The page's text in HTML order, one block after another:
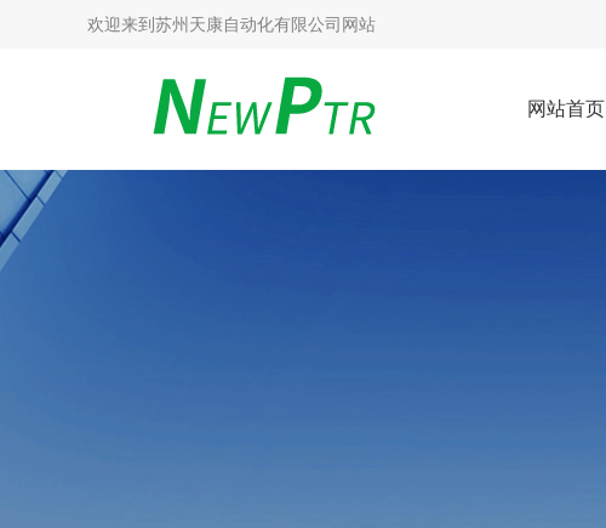
欢迎来到 苏州天康自动化有限公司网站
网站首页